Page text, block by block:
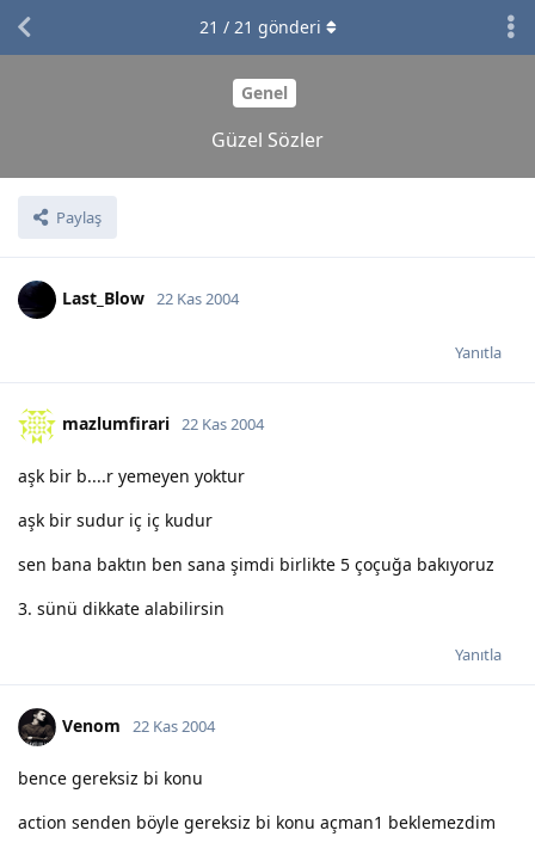
Genel
Güzel Sözler
Paylaş
21 / 21 gönderi
Last_Blow 22 Kas 2004
Yanıtla
mazlumfirari 22 Kas 2004
aşk bir b....r yemeyen yoktur
aşk bir sudur iç iç kudur
sen bana baktın ben sana şimdi birlikte 5 çoçuğa bakıyoruz
3. sünü dikkate alabilirsin
Yanıtla
Venom 22 Kas 2004
bence gereksiz bi konu
action senden böyle gereksiz bi konu açman1 beklemezdim